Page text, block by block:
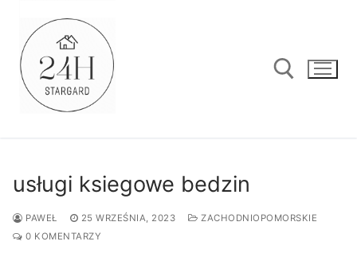
treści
usługi ksiegowe bedzin
PAWEŁ 25 WRZEŚNIA, 2023
ZACHODNIOPOMORSKIE
0 KOMENTARZY